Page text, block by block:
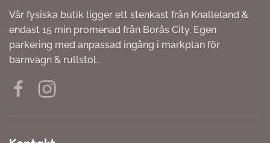
Vår fysiska butik ligger ett stenkast från Knalleland &
endast 15 min promenad från Borås City. Egen
parkering med anpassad ingång i markplan för
barnvagn & rullstol.